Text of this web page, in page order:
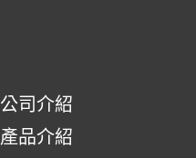
公司介紹
產品介紹